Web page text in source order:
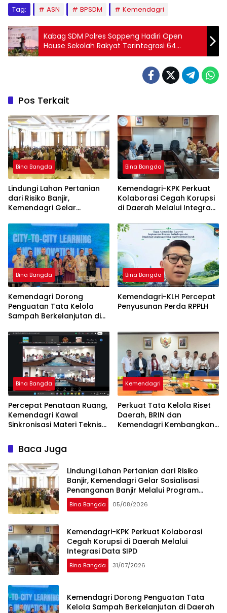
Tag: ASN BPSDM Kemendagri
Kabag SDM Polres Soppeng Hadiri Open
House Sekolah Rakyat Terintegrasi 64
Soppeng, Wujud Dukungan Peningkatan
Pos Terkait
Bina Bangda
Lindungi Lahan Pertanian
dari Risiko Banjir,
Kemendagri Gelar
Banjir Melalui Program
FMNJP di Brebes
Bina Bangda
Kemendagri-KPK Perkuat
Kolaborasi Cegah Korupsi
di Daerah Melalui Integrasi
Bina Bangda
Kemendagri Dorong
Penguatan Tata Kelola
Sampah Berkelanjutan di
Bina Bangda
Kemendagri-KLH Percepat
Penyusunan Perda RPPLH
Bina Bangda
Percepat Penataan Ruang,
Kemendagri Kawal
Sinkronisasi Materi Teknis
Papua Barat Daya
Kemendagri
Perkuat Tata Kelola Riset
Daerah, BRIN dan
Kemendagri Kembangkan
Baca Juga
Lindungi Lahan Pertanian dari Risiko
Banjir, Kemendagri Gelar Sosialisasi
Penanganan Banjir Melalui Program
FMNJP di Brebes
Bina Bangda 05/08/2026
Kemendagri-KPK Perkuat Kolaborasi
Cegah Korupsi di Daerah Melalui
Integrasi Data SIPD
Bina Bangda 31/07/2026
Kemendagri Dorong Penguatan Tata
Kelola Sampah Berkelanjutan di Daerah